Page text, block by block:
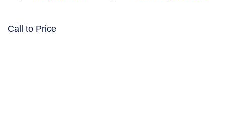
Call to Price